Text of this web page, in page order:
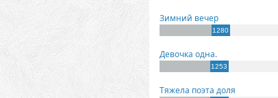
Зимний вечер
1280
Девочка одна.
1253
Тяжела поэта доля